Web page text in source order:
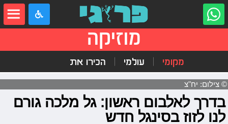
מוזיקה
מקומי עולמי הכירו את
© צילום: יח"צ
בדרך לאלבום ראשון: גל מלכה גורם
לנו לזוז בסינגל חדש